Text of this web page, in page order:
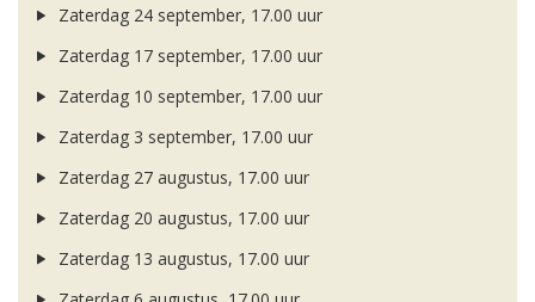
Zaterdag 24 september, 17.00 uur
Zaterdag 17 september, 17.00 uur
Zaterdag 10 september, 17.00 uur
Zaterdag 3 september, 17.00 uur
Zaterdag 27 augustus, 17.00 uur
Zaterdag 20 augustus, 17.00 uur
Zaterdag 13 augustus, 17.00 uur